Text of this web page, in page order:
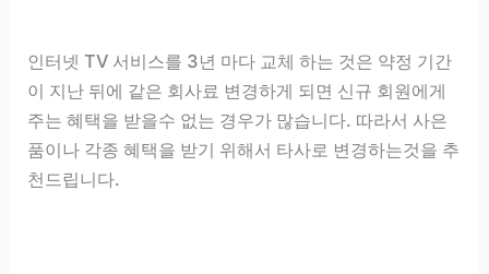
인터넷 TV 서비스를 3년 마다 교체 하는 것은 약정 기간
이 지난 뒤에 같은 회사료 변경하게 되면 신규 회원에게
주는 혜택을 받을수 없는 경우가 많습니다. 따라서 사은
품이나 각종 혜택을 받기 위해서 타사로 변경하는것을 추
천드립니다.